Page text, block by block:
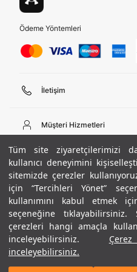
Tüm site ziyaretçilerimizi
kullanıcı deneyimini
sitemizde çerezler
için “Tercihleri Yönet”
kullanımını kabul etmek
seçeneğine
çerezleri hangi amaçla
inceleyebilirsiniz.
inceleyebilirsiniz.
+ 7 Renk
Ödeme Yöntemleri
İletişim
444 02 00
Pazartesi - Cuma 09:00 -
E-posta
bilgi@underarmour.com
Müşteri Hizmetleri
Sipariş Sorgulama
Bize Ulaşın
Teslimat Bilgileri
İşlem Rehberi
İade ve Değişimler
Sıkça Sorulan Sorular
Beden Rehberi
Site Haritası
Hakkımızda
Ticari Bilgiler
Hükümler ve Koşullar
Gizlilik Politikası
Çerez Politikası
Kariyer
ETBİS
UA Sosyal Medya
Instagram
Facebook
Twitter
Popüler Kategoriler
Erkek Basketbol Ayakkabısı
Çocuk Basketbol Ayakkabısı